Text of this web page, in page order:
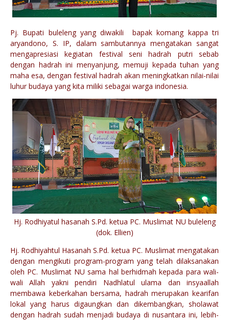
Pj. Bupati buleleng yang diwakili bapak komang kappa tri
aryandono, S. IP, dalam sambutannya mengatakan sangat
mengapresiasi kegiatan festival seni hadrah putri sebab
dengan hadrah ini menyanjung, memuji kepada tuhan yang
maha esa, dengan festival hadrah akan meningkatkan nilai-nilai
luhur budaya yang kita miliki sebagai warga indonesia.
Hj. Rodhiyatul hasanah S.Pd. ketua PC. Muslimat NU buleleng
(dok. Ellien)
Hj. Rodhiyahtul Hasanah S.Pd. ketua PC. Muslimat mengatakan
dengan mengikuti program-program yang telah dilaksanakan
oleh PC. Muslimat NU sama hal berhidmah kepada para wali-
wali Allah yakni pendiri Nadhlatul ulama dan insyaallah
membawa keberkahan bersama, hadrah merupakan kearifan
lokal yang harus digaungkan dan dikembangkan, sholawat
dengan hadrah sudah menjadi budaya di nusantara ini, lebih-